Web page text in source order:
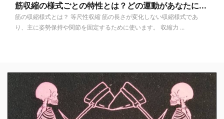
筋収縮の様式ごとの特性とは？どの運動があなたに...
筋の収縮様式とは？ 等尺性収縮 筋の長さが変化しない収縮様式であ
り、主に姿勢保持や関節を固定するために使います。 収縮力 ...